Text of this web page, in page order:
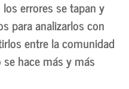
errores se tapan y
para analizarlos con
entre la comunidad
hace más y más